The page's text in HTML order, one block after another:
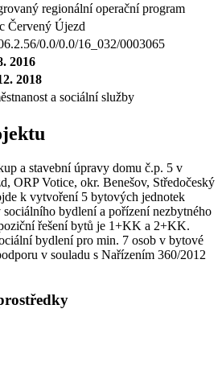
regionální operační program
Červený Újezd
0.0/0.0/16_032/0003065
2016
2018
a sociální služby
a stavební úpravy domu č.p. 5 v
ORP Votice, okr. Benešov, Středočeský
k vytvoření 5 bytových jednotek
bydlení a pořízení nezbytného
řešení bytů je 1+KK a 2+KK.
bydlení pro min. 7 osob v bytové
v souladu s Nařízením 360/2012